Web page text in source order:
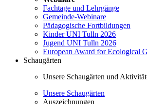
Fachtage und Lehrgänge
Gemeinde-Webinare
Pädagogische Fortbildungen
Kinder UNI Tulln 2026
Jugend UNI Tulln 2026
European Award for Ecological
Schaugärten
Unsere Schaugärten und
Unsere Schaugärten
Auszeichnungen